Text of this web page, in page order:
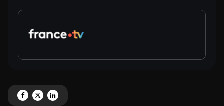
Partagez 'La disparue de Compostelle (4 x 52 min)' sur Facebook
Partagez 'La disparue de Compostelle (4 x 52 min)' sur X
Partagez 'La disparue de Compostelle (4 x 52 min)' sur LinkedIn